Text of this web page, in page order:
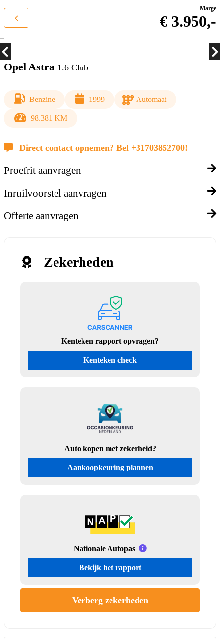
Marge
€ 3.950,-
Opel Astra 1.6 Club
Benzine 1999 Automaat
98.381 KM
Direct contact opnemen? Bel +31703852700!
Proefrit aanvragen
Inruilvoorstel aanvragen
Offerte aanvragen
Zekerheden
Kenteken rapport opvragen?
Kenteken check
Auto kopen met zekerheid?
Aankoopkeuring plannen
Nationale Autopas
Bekijk het rapport
Verberg zekerheden